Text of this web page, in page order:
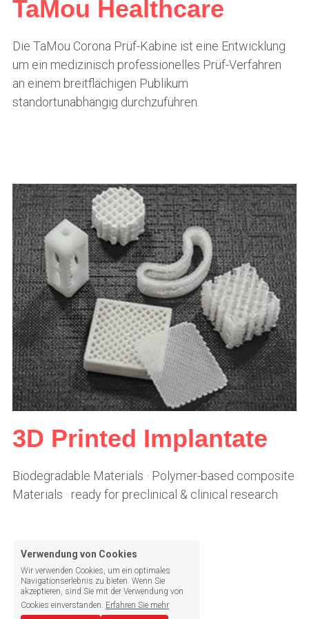
中文
TaMou Healthcare
Die TaMou Corona Prüf-Kabine ist eine Entwicklung
um ein medizinisch professionelles Prüf-Verfahren
an einem breitflächigen Publikum
standortunabhängig durchzuführen.
3D Printed Implantate
Biodegradable Materials · Polymer-based composite
Materials · ready for preclinical & clinical research
Wir verwenden Cookies, um ein optimales
Navigationserlebnis zu bieten. Wenn Sie
akzeptieren, sind Sie mit der Verwendung von
Cookies einverstanden. Erfahren Sie mehr
Alle akzeptieren Einstellungen